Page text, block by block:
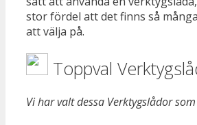
stor fördel att det finns så
att välja på.
Toppval
Vi har valt dessa Verktygslådor